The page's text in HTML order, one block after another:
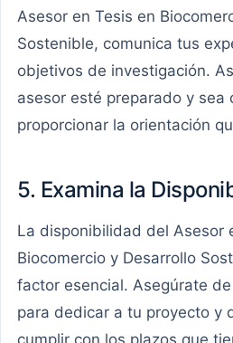
Asesor en Tesis en
Sostenible, comunica tus
objetivos de investigación.
asesor esté preparado y sea
proporcionar la orientación
5. Examina la
La disponibilidad del Asesor
Biocomercio y Desarrollo
factor esencial. Asegúrate
para dedicar a tu proyecto y
cumplir con los plazos que